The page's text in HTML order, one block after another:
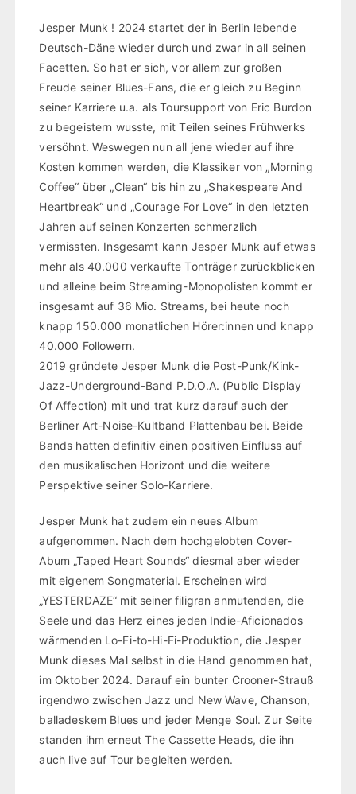
Jesper Munk ! 2024 startet der in Berlin lebende
Deutsch-Däne wieder durch und zwar in all seinen
Facetten. So hat er sich, vor allem zur großen
Freude seiner Blues-Fans, die er gleich zu Beginn
seiner Karriere u.a. als Toursupport von Eric Burdon
zu begeistern wusste, mit Teilen seines Frühwerks
versöhnt. Weswegen nun all jene wieder auf ihre
Kosten kommen werden, die Klassiker von „Morning
Coffee“ über „Clean“ bis hin zu „Shakespeare And
Heartbreak“ und „Courage For Love“ in den letzten
Jahren auf seinen Konzerten schmerzlich
vermissten. Insgesamt kann Jesper Munk auf etwas
mehr als 40.000 verkaufte Tonträger zurückblicken
und alleine beim Streaming-Monopolisten kommt er
insgesamt auf 36 Mio. Streams, bei heute noch
knapp 150.000 monatlichen Hörer:innen und knapp
40.000 Followern.
2019 gründete Jesper Munk die Post-Punk/Kink-
Jazz-Underground-Band P.D.O.A. (Public Display
Of Affection) mit und trat kurz darauf auch der
Berliner Art-Noise-Kultband Plattenbau bei. Beide
Bands hatten definitiv einen positiven Einfluss auf
den musikalischen Horizont und die weitere
Perspektive seiner Solo-Karriere.
Jesper Munk hat zudem ein neues Album
aufgenommen. Nach dem hochgelobten Cover-
Abum „Taped Heart Sounds“ diesmal aber wieder
mit eigenem Songmaterial. Erscheinen wird
„YESTERDAZE“ mit seiner filigran anmutenden, die
Seele und das Herz eines jeden Indie-Aficionados
wärmenden Lo-Fi-to-Hi-Fi-Produktion, die Jesper
Munk dieses Mal selbst in die Hand genommen hat,
im Oktober 2024. Darauf ein bunter Crooner-Strauß
irgendwo zwischen Jazz und New Wave, Chanson,
balladeskem Blues und jeder Menge Soul. Zur Seite
standen ihm erneut The Cassette Heads, die ihn
auch live auf Tour begleiten werden.